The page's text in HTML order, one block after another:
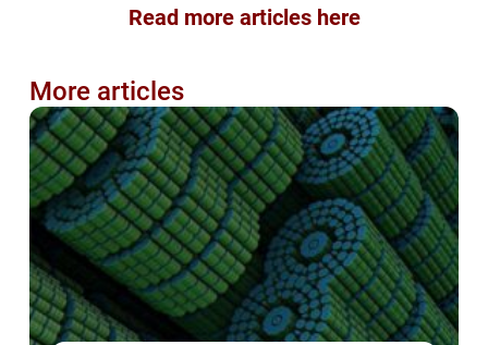
Read more articles here
More articles